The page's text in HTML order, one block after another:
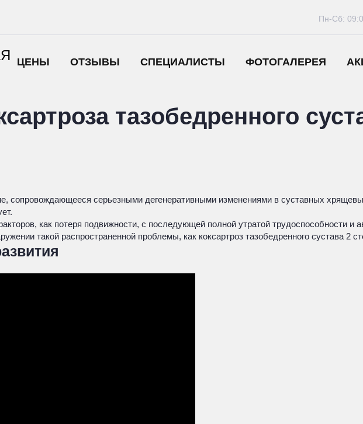
ЦЕНЫ ОТЗЫВЫ СПЕЦИАЛИСТЫ ФОТОГАЛЕРЕЯ
Пн-Сб:
тазобедренного
сопровождающееся серьезными дегенеративными изменениями в суставных
как потеря подвижности, с последующей полной утратой трудоспособности и
такой распространенной проблемы, как коксартроз тазобедренного сустава 2